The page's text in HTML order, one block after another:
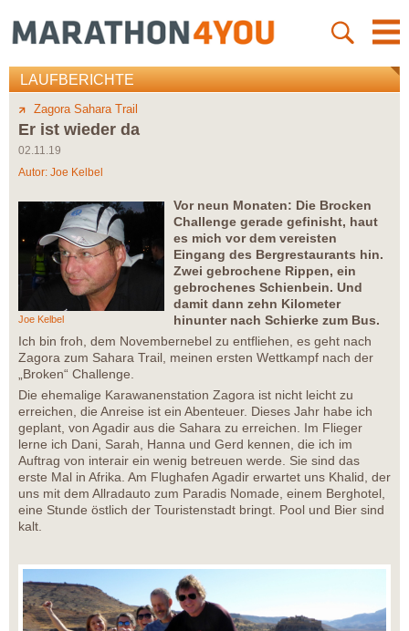
LAUFBERICHTE
Zagora Sahara Trail
Er ist wieder da
02.11.19
Autor: Joe Kelbel
Joe Kelbel
Vor neun Monaten: Die Brocken
Challenge gerade gefinisht, haut
es mich vor dem vereisten
Eingang des Bergrestaurants hin.
Zwei gebrochene Rippen, ein
gebrochenes Schienbein. Und
damit dann zehn Kilometer
hinunter nach Schierke zum Bus.
Ich bin froh, dem Novembernebel zu entfliehen, es geht nach
Zagora zum Sahara Trail, meinen ersten Wettkampf nach der
„Broken“ Challenge.
Die ehemalige Karawanenstation Zagora ist nicht leicht zu
erreichen, die Anreise ist ein Abenteuer. Dieses Jahr habe ich
geplant, von Agadir aus die Sahara zu erreichen. Im Flieger
lerne ich Dani, Sarah, Hanna und Gerd kennen, die ich im
Auftrag von interair ein wenig betreuen werde. Sie sind das
erste Mal in Afrika. Am Flughafen Agadir erwartet uns Khalid, der
uns mit dem Allradauto zum Paradis Nomade, einem Berghotel,
eine Stunde östlich der Touristenstadt bringt. Pool und Bier sind
kalt.